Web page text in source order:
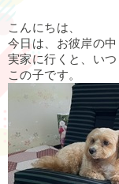
こんにちは、
今日は、お彼岸の
実家に行くと、い
この子です。